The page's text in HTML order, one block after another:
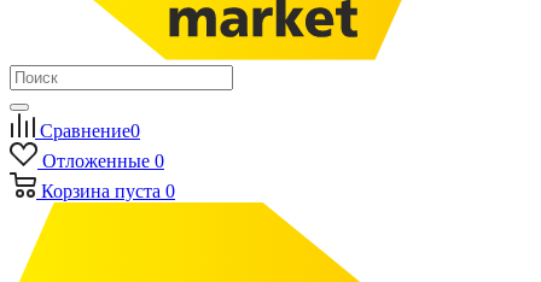
Сравнение0
Отложенные 0
Корзина пуста 0